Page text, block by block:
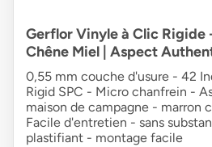
Gerflor Vinyle à Clic Rigide
Chêne Miel | Aspect
0,55 mm couche d'usure - 42
Rigid SPC - Micro chanfrein -
maison de campagne - marron
Facile d'entretien - sans
plastifiant - montage facile